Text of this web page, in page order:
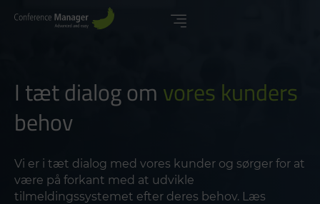
I tæt dialog om vores kunders
behov
Vi er i tæt dialog med vores kunder og sørger for at
være på forkant med at udvikle
tilmeldingssystemet efter deres behov. Læs